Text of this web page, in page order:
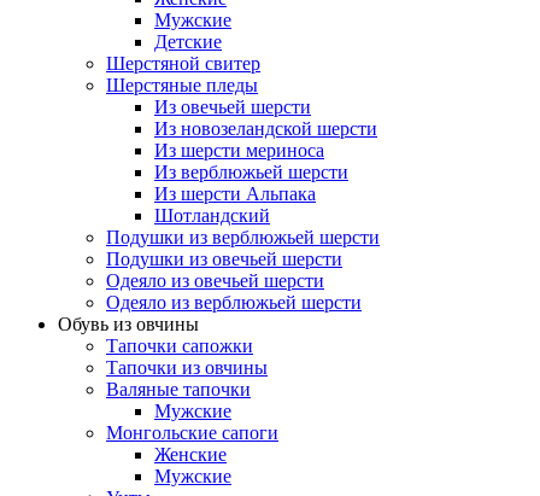
Мужские
Детские
Шерстяной свитер
Шерстяные пледы
Из овечьей шерсти
Из новозеландской шерсти
Из шерсти мериноса
Из верблюжьей шерсти
Из шерсти Альпака
Шотландский
Подушки из верблюжьей шерсти
Подушки из овечьей шерсти
Одеяло из овечьей шерсти
Одеяло из верблюжьей шерсти
Обувь из овчины
Тапочки сапожки
Тапочки из овчины
Валяные тапочки
Мужские
Монгольские сапоги
Женские
Мужские